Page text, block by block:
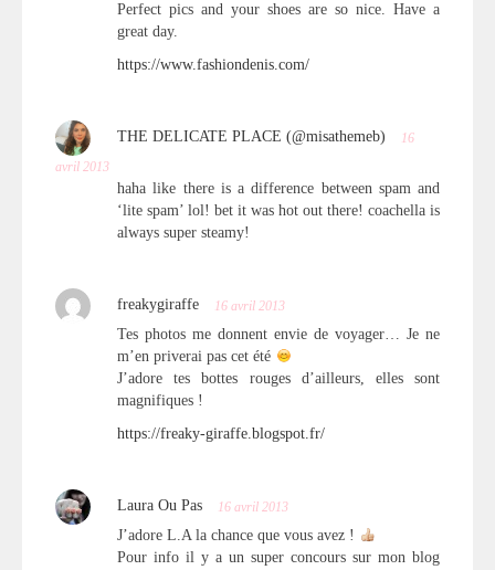
Perfect pics and your shoes are so nice. Have a
great day.
https://www.fashiondenis.com/
THE DELICATE PLACE (@misathemeb)
16
avril 2013
haha like there is a difference between spam and
‘lite spam’ lol! bet it was hot out there! coachella is
always super steamy!
freakygiraffe 16 avril 2013
Tes photos me donnent envie de voyager… Je ne
m’en priverai pas cet été
J’adore tes bottes rouges d’ailleurs, elles sont
magnifiques !
https://freaky-giraffe.blogspot.fr/
Laura Ou Pas 16 avril 2013
J’adore L.A la chance que vous avez !
Pour info il y a un super concours sur mon blog